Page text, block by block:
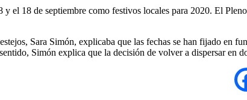
y el 18 de septiembre como festivos locales para 2020. El
Sara Simón, explicaba que las fechas se han fijado
Simón explica que la decisión de volver a dispersar en